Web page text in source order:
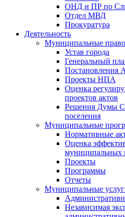
ОНД и ПР по
Отдел МВД
Прокуратура
Деятельность
Муниципальные
Устав города
Генеральный
Постановления
Проекты НПА
Оценка
проектов актов
Решения Думы
поселения
Муниципальные
Нормативные
Оценка
муниципальных
Проекты
Программы
Отчеты
Муниципальные
Независимая